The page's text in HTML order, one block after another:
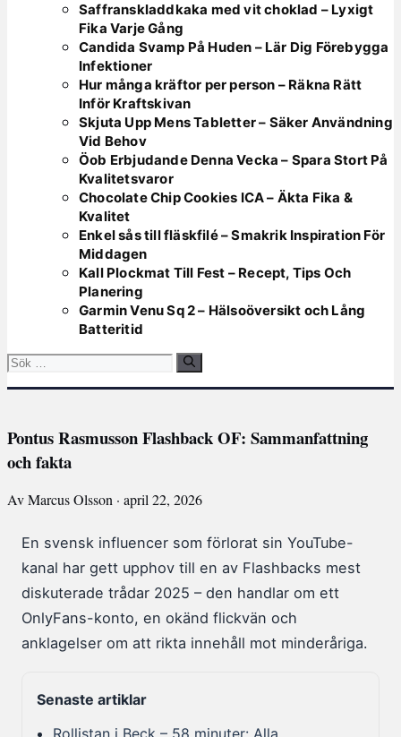
Saffranskladdkaka med vit choklad – Lyxigt
Fika Varje Gång
Candida Svamp På Huden – Lär Dig Förebygga
Infektioner
Hur många kräftor per person – Räkna Rätt
Inför Kraftskivan
Skjuta Upp Mens Tabletter – Säker Användning
Vid Behov
Öob Erbjudande Denna Vecka – Spara Stort På
Kvalitetsvaror
Chocolate Chip Cookies ICA – Äkta Fika &
Kvalitet
Enkel sås till fläskfilé – Smakrik Inspiration För
Middagen
Kall Plockmat Till Fest – Recept, Tips Och
Planering
Garmin Venu Sq 2 – Hälsoöversikt och Lång
Batteritid
Sök
Pontus Rasmusson Flashback OF: Sammanfattning
och fakta
Av Marcus Olsson · april 22, 2026
En svensk influencer som förlorat sin YouTube-
kanal har gett upphov till en av Flashbacks mest
diskuterade trådar 2025 – den handlar om ett
OnlyFans-konto, en okänd flickvän och
anklagelser om att rikta innehåll mot minderåriga.
Senaste artiklar